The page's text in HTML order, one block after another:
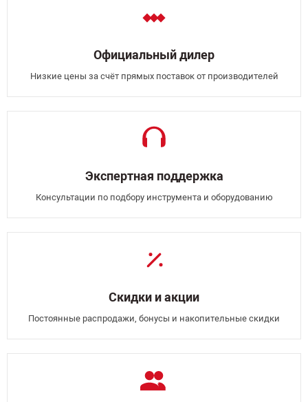
Официальный дилер
Низкие цены за счёт прямых поставок от производителей
Экспертная поддержка
Консультации по подбору инструмента и оборудованию
Скидки и акции
Постоянные распродажи, бонусы и накопительные скидки